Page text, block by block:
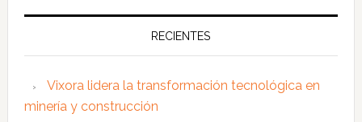
RECIENTES
Vixora lidera la transformación tecnológica en
minería y construcción